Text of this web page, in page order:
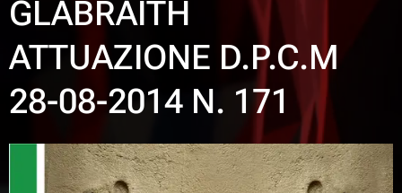
GLABRAITH
ATTUAZIONE D.P.C.M
28-08-2014 N. 171